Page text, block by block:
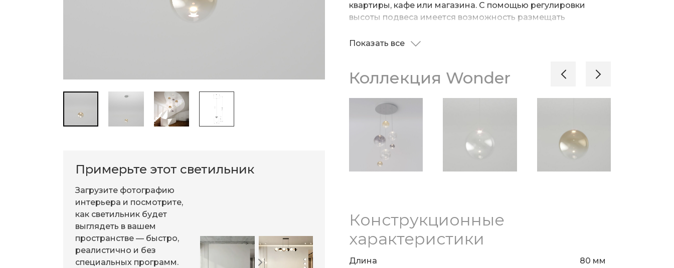
Примерьте этот светильник
Загрузите фотографию
интерьера и посмотрите,
как светильник будет
выглядеть в вашем
пространстве — быстро,
реалистично и без
специальных программ.
квартиры, кафе или магазина. С помощью регулировки
высоты подвеса имеется возможность размещать
световые композиции.
Источником света являются экономичные SMD светодиоды
обладающие высокой светоотдачей и излучающие
равномерный световой поток 77 лм. Корпус светильника
изготовлен из прочного металла, который надежно
защищает внутренний механизм от повреждений.
Показать все
Коллекция Wonder
Конструкционные
характеристики
Длина
80 мм